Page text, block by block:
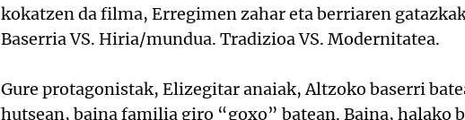
kokatzen da filma, Erregimen zahar eta berriaren
Baserria VS. Hiria/mundua. Tradizioa VS. Modernitatea.
Gure protagonistak, Elizegitar anaiak, Altzoko baserri
hutsean, baina familia giro “goxo” batean. Baina, halako